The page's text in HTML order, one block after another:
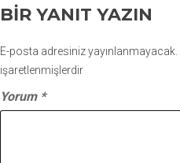
BIR YANIT YAZIN
E-posta adresiniz yayınlanmayacak.
işaretlenmişlerdir
Yorum *